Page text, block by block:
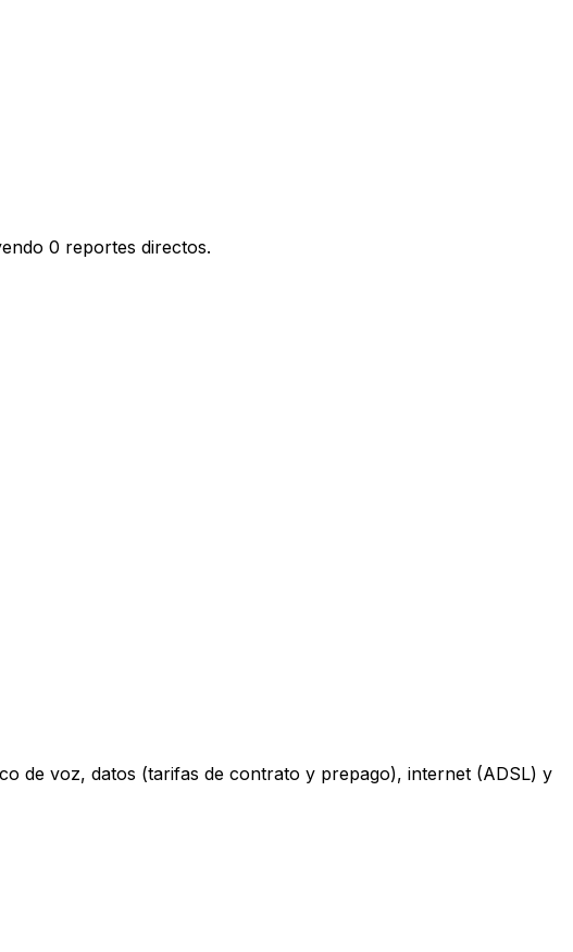
0 reportes directos.
de voz, datos (tarifas de contrato y prepago), internet (ADSL) y